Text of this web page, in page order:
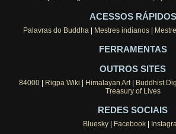
ACESSOS RÁPIDOS
Palavras do Buddha Mestres indianos
FERRAMENTAS
OUTROS SITES
84000| Rigpa Wiki Himalayan Art| Buddhist
Treasury of Lives
REDES SOCIAIS
Bluesky| Facebook|